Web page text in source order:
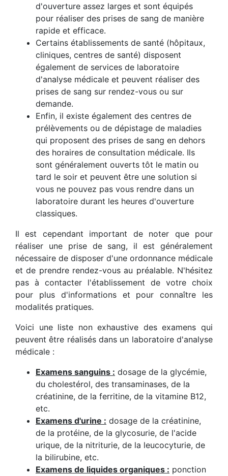
d'ouverture assez larges et sont équipés
pour réaliser des prises de sang de manière
rapide et efficace.
Certains établissements de santé (hôpitaux,
cliniques, centres de santé) disposent
également de services de laboratoire
d'analyse médicale et peuvent réaliser des
prises de sang sur rendez-vous ou sur
demande.
Enfin, il existe également des centres de
prélèvements ou de dépistage de maladies
qui proposent des prises de sang en dehors
des horaires de consultation médicale. Ils
sont généralement ouverts tôt le matin ou
tard le soir et peuvent être une solution si
vous ne pouvez pas vous rendre dans un
laboratoire durant les heures d'ouverture
classiques.
Il est cependant important de noter que pour
réaliser une prise de sang, il est généralement
nécessaire de disposer d'une ordonnance médicale
et de prendre rendez-vous au préalable. N'hésitez
pas à contacter l'établissement de votre choix
pour plus d'informations et pour connaître les
modalités pratiques.
Voici une liste non exhaustive des examens qui
peuvent être réalisés dans un laboratoire d'analyse
médicale :
Examens sanguins : dosage de la glycémie,
du cholestérol, des transaminases, de la
créatinine, de la ferritine, de la vitamine B12,
etc.
Examens d'urine : dosage de la créatinine,
de la protéine, de la glycosurie, de l'acide
urique, de la nitriturie, de la leucocyturie, de
la bilirubine, etc.
Examens de liquides organiques : ponction